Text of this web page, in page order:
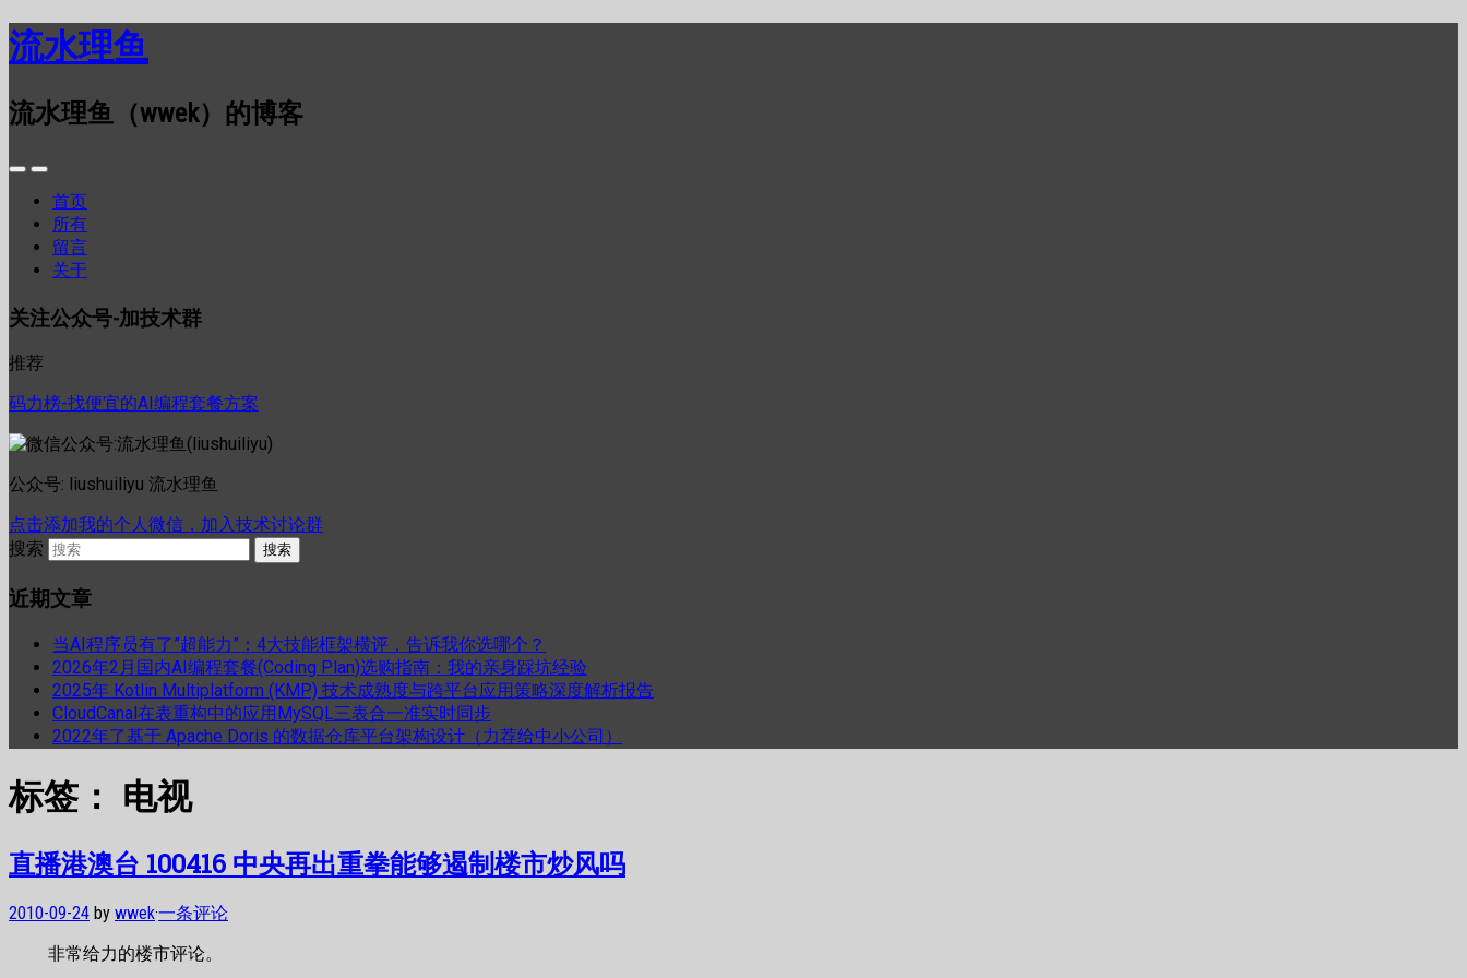
流水理鱼
流水理鱼（wwek）的博客
首页
所有
留言
关于
关注公众号-加技术群
推荐
码力榜-找便宜的AI编程套餐方案
公众号: liushuiliyu 流水理鱼
点击添加我的个人微信，加入技术讨论群
搜索
近期文章
当AI程序员有了”超能力”：4大技能框架横评，告诉我你选哪个？
2026年2月国内AI编程套餐(Coding Plan)选购指南：我的亲身踩坑经验
2025年 Kotlin Multiplatform (KMP) 技术成熟度与跨平台应用策略深度解析报告
CloudCanal在表重构中的应用MySQL三表合一准实时同步
2022年了基于 Apache Doris 的数据仓库平台架构设计（力荐给中小公司）
标签： 电视
直播港澳台 100416 中央再出重拳能够遏制楼市炒风吗
2010-09-24 by wwek·一条评论
非常给力的楼市评论。